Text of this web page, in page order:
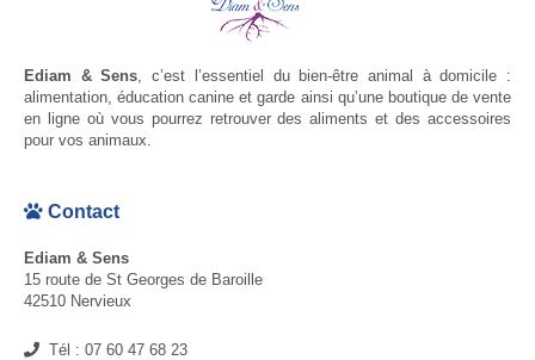
Ediam & Sens, c’est l’essentiel du bien-être animal à domicile :
alimentation, éducation canine et garde ainsi qu’une boutique de vente
en ligne où vous pourrez retrouver des aliments et des accessoires
pour vos animaux.
Contact
Ediam & Sens
15 route de St Georges de Baroille
42510 Nervieux
Tél : 07 60 47 68 23